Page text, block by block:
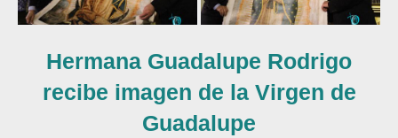
Hermana Guadalupe Rodrigo
recibe imagen de la Virgen de
Guadalupe